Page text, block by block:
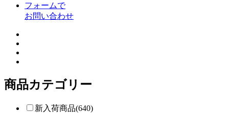
フォームで
お問い合わせ
商品カテゴリー
新入荷商品(640)